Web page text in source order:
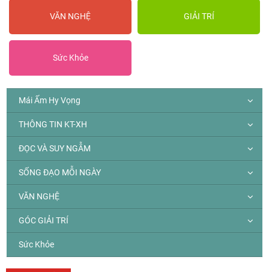
VĂN NGHỆ GIẢI TRÍ
Sức Khỏe
Mái Ấm Hy Vọng
THÔNG TIN KT-XH
ĐỌC VÀ SUY NGẪM
SỐNG ĐẠO MỖI NGÀY
VĂN NGHỆ
GÓC GIẢI TRÍ
Sức Khỏe